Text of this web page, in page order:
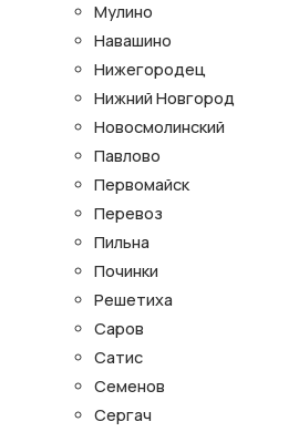
Мулино
Навашино
Нижегородец
Нижний Новгород
Новосмолинский
Павлово
Первомайск
Перевоз
Пильна
Починки
Решетиха
Саров
Сатис
Семенов
Сергач